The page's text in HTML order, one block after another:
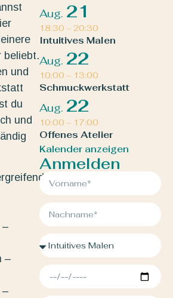
beliebt.
und
du
und
–
–
–
Aug. 21
18:30 – 20:30
Intuitives Malen
Aug. 22
10:00 – 13:00
Schmuckwerkstatt
Aug. 22
10:00 – 17:00
Offenes Atelier
Kalender anzeigen
Anmelden